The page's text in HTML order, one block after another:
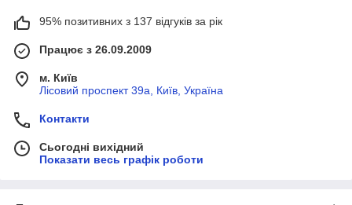
95% позитивних з 137 відгуків за рік
Працює з 26.09.2009
м. Київ
Лісовий проспект 39а, Київ, Україна
Контакти
Сьогодні вихідний
Показати весь графік роботи